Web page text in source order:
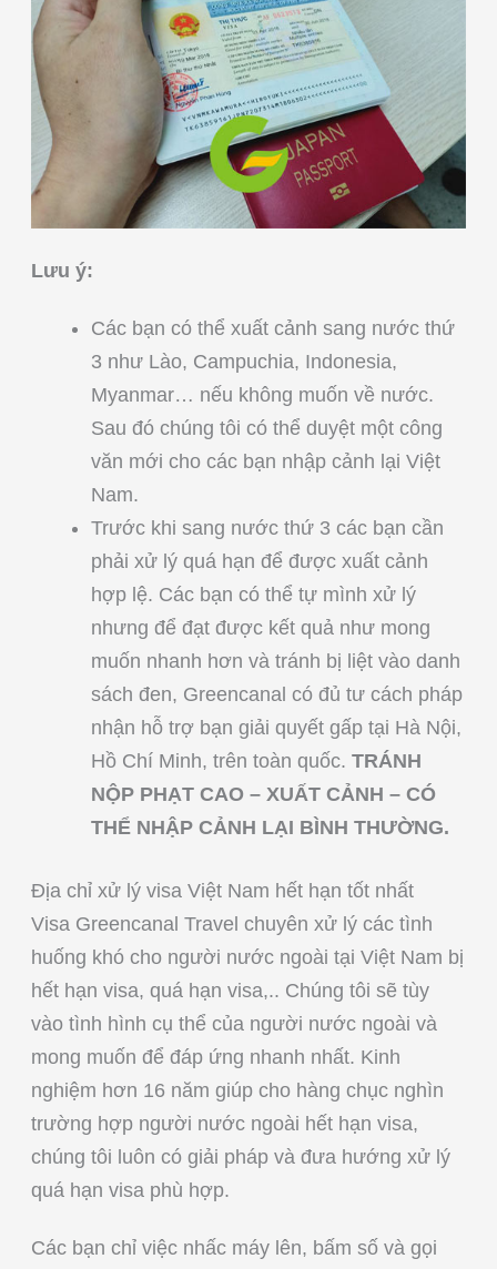
Lưu ý:
Các bạn có thể xuất cảnh sang nước thứ
3 như Lào, Campuchia, Indonesia,
Myanmar… nếu không muốn về nước.
Sau đó chúng tôi có thể duyệt một công
văn mới cho các bạn nhập cảnh lại Việt
Nam.
Trước khi sang nước thứ 3 các bạn cần
phải xử lý quá hạn để được xuất cảnh
hợp lệ. Các bạn có thể tự mình xử lý
nhưng để đạt được kết quả như mong
muốn nhanh hơn và tránh bị liệt vào danh
sách đen, Greencanal có đủ tư cách pháp
nhận hỗ trợ bạn giải quyết gấp tại Hà Nội,
Hồ Chí Minh, trên toàn quốc. TRÁNH
NỘP PHẠT CAO – XUẤT CẢNH – CÓ
THỂ NHẬP CẢNH LẠI BÌNH THƯỜNG.
Địa chỉ xử lý visa Việt Nam hết hạn tốt nhất
Visa Greencanal Travel chuyên xử lý các tình
huống khó cho người nước ngoài tại Việt Nam bị
hết hạn visa, quá hạn visa,.. Chúng tôi sẽ tùy
vào tình hình cụ thể của người nước ngoài và
mong muốn để đáp ứng nhanh nhất. Kinh
nghiệm hơn 16 năm giúp cho hàng chục nghìn
trường hợp người nước ngoài hết hạn visa,
chúng tôi luôn có giải pháp và đưa hướng xử lý
quá hạn visa phù hợp.
Các bạn chỉ việc nhấc máy lên, bấm số và gọi